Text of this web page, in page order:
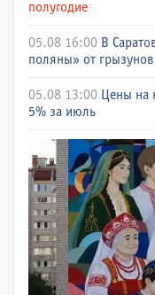
полугодие
05.08 16:00 В
поляны» от
05.08 13:00 Цены на
5% за июль